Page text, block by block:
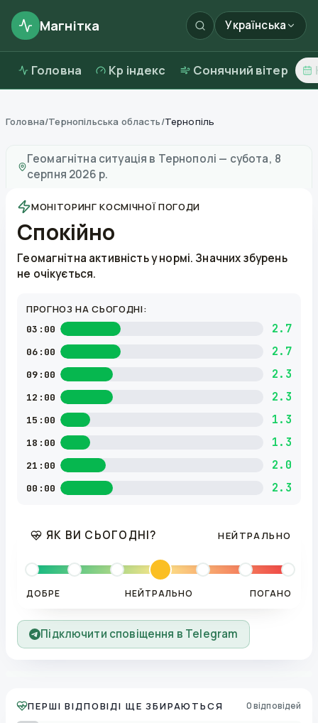
Магнітка Українська
Головна Kp індекс Сонячний вітер
Головна/Тернопільська область/Тернопіль
Геомагнітна ситуація в Тернополі — субота, 8
серпня 2026 р.
МОНІТОРИНГ КОСМІЧНОЇ ПОГОДИ
Спокійно
Геомагнітна активність у нормі. Значних збурень
не очікується.
ПРОГНОЗ НА СЬОГОДНІ:
03:00 2.7
06:00 2.7
09:00 2.3
12:00 2.3
15:00 1.3
18:00 1.3
21:00 2.0
00:00 2.3
ЯК ВИ СЬОГОДНІ? НЕЙТРАЛЬНО
ДОБРЕ НЕЙТРАЛЬНО ПОГАНО
Підключити сповіщення в Telegram
ПЕРШІ ВІДПОВІДІ ЩЕ ЗБИРАЮТЬСЯ 0 відповідей